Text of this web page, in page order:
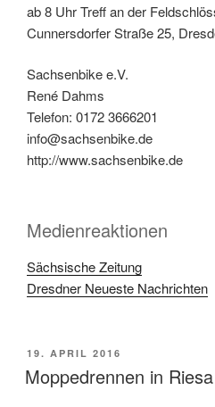
ab 8 Uhr Treff an der
Cunnersdorfer Straße 25,
Sachsenbike e.V.
René Dahms
Telefon: 0172 3666201
info@sachsenbike.de
http://www.sachsenbike.de
Medienreaktionen
Sächsische Zeitung
Dresdner Neueste Nachrichten
VERÖFFENTLICHT
AM
19. APRIL 2016
Moppedrennen in Riesa